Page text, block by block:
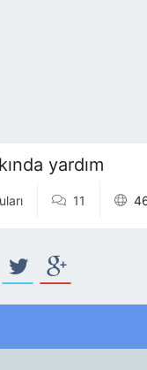
yardım
11